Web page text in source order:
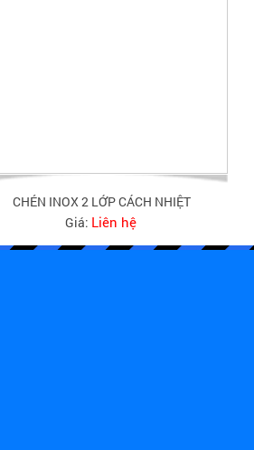
CHÉN INOX 2 LỚP CÁCH NHIỆT
Giá: Liên hệ